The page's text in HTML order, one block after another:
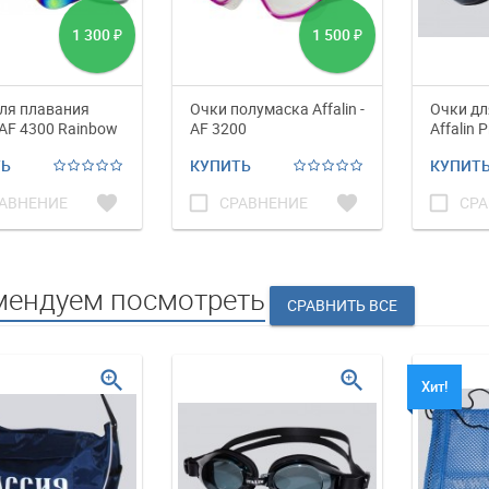
1 300 ₽
плавания
4300 Rainbow
favorite
1 500 ₽
Очки полумаска Affalin -
AF 3200
КУПИТЬ
check_box_outline_blank СРАВНЕНИЕ favorite
Очки
Affalin
check_box_outline_blank
посмотреть
zoom_in zoom_in Хит!